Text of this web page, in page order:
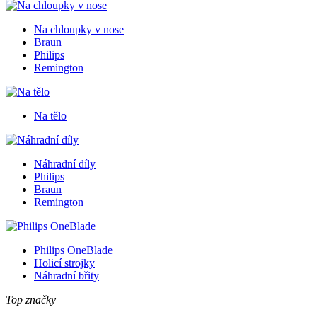
Na chloupky v nose
Braun
Philips
Remington
Na tělo
Náhradní díly
Philips
Braun
Remington
Philips OneBlade
Holicí strojky
Náhradní břity
Top značky